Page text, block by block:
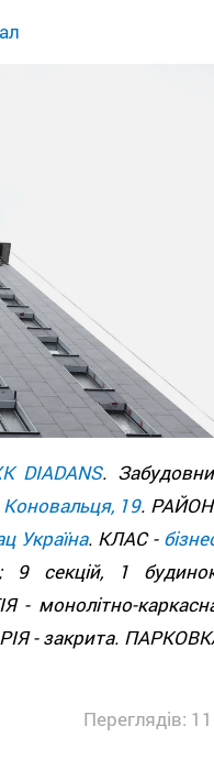
DIADANS.
19.
Україна. КЛАС -
секцій, 1
- монолітно-
- закрита.
Переглядів: